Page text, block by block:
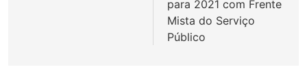
para 2021 com Frente
Mista do Serviço
Público